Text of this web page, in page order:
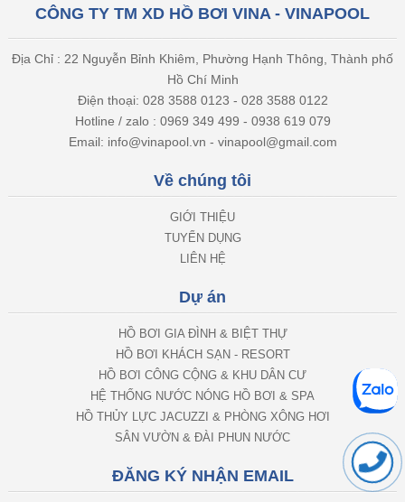
CÔNG TY TM XD HỒ BƠI VINA - VINAPOOL
Địa Chỉ : 22 Nguyễn Bỉnh Khiêm, Phường Hạnh Thông, Thành phố
Hồ Chí Minh
Điện thoại: 028 3588 0123 - 028 3588 0122
Hotline / zalo : 0969 349 499 - 0938 619 079
Email: info@vinapool.vn - vinapool@gmail.com
Về chúng tôi
GIỚI THIỆU
TUYỂN DỤNG
LIÊN HỆ
Dự án
HỒ BƠI GIA ĐÌNH & BIỆT THỰ
HỒ BƠI KHÁCH SẠN - RESORT
HỒ BƠI CÔNG CỘNG & KHU DÂN CƯ
HỆ THỐNG NƯỚC NÓNG HỒ BƠI & SPA
HỒ THỦY LỰC JACUZZI & PHÒNG XÔNG HƠI
SÂN VƯỜN & ĐÀI PHUN NƯỚC
ĐĂNG KÝ NHẬN EMAIL